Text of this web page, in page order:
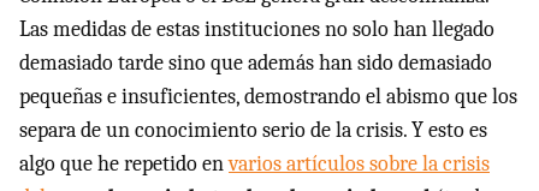
Las medidas de estas instituciones no solo han llegado
demasiado tarde sino que además han sido demasiado
pequeñas e insuficientes, demostrando el abismo que los
separa de un conocimiento serio de la crisis. Y esto es
algo que he repetido envarios artículos sobre la crisis